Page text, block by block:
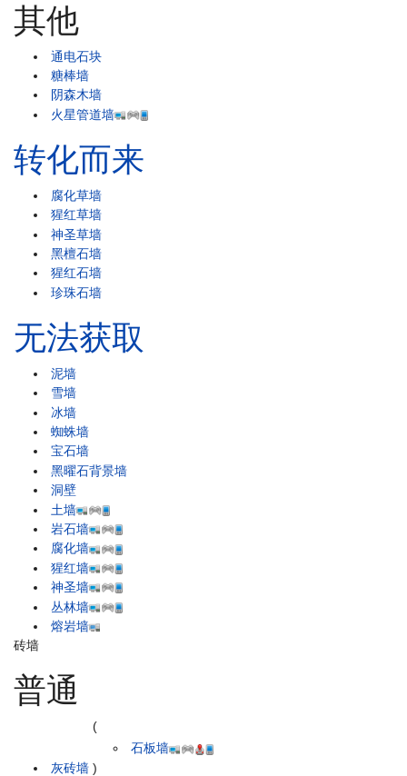
其他
通电石块
糖棒墙
阴森木墙
火星管道墙
转化而来
腐化草墙
猩红草墙
神圣草墙
黑檀石墙
猩红石墙
珍珠石墙
无法获取
泥墙
雪墙
冰墙
蜘蛛墙
宝石墙
黑曜石背景墙
洞壁
土墙
岩石墙
腐化墙
猩红墙
神圣墙
丛林墙
熔岩墙
砖墙
普通
灰砖墙
(
石板墙
)